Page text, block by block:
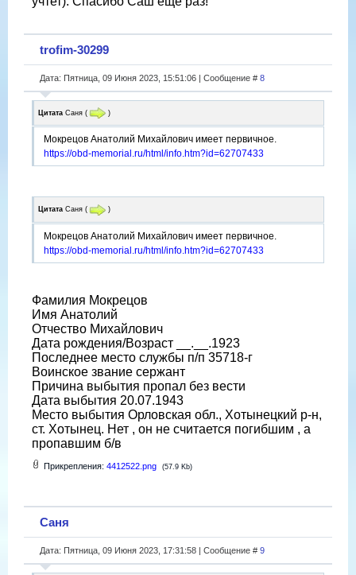
trofim-30299
Дата: Пятница, 09 Июня 2023, 15:51:06 | Сообщение # 8
Цитата Саня ( )
Мокрецов Анатолий Михайлович имеет первичное.
https://obd-memorial.ru/html/info.htm?id=62707433
Цитата Саня ( )
Мокрецов Анатолий Михайлович имеет первичное.
https://obd-memorial.ru/html/info.htm?id=62707433
Фамилия Мокрецов
Имя Анатолий
Отчество Михайлович
Дата рождения/Возраст __.__.1923
Последнее место службы п/п 35718-г
Воинское звание сержант
Причина выбытия пропал без вести
Дата выбытия 20.07.1943
Место выбытия Орловская обл., Хотынецкий р-н,
ст. Хотынец. Нет , он не считается погибшим , а
пропавшим б/в
Прикрепления: 4412522.png (57.9 Kb)
Саня
Дата: Пятница, 09 Июня 2023, 17:31:58 | Сообщение # 9